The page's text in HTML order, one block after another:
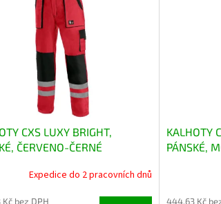
CXS LUXY BRIGHT,
ČERVENO-ČERNÉ
Expedice do 2 pracovních dnů
bez DPH
KALHOTY
PÁNSKÉ,
444,63 Kč